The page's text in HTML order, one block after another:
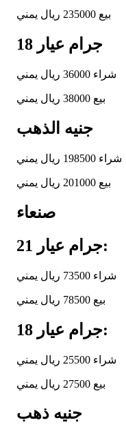
بيع 235000 ريال يمني
جرام عيار 18
شراء 36000 ريال يمني
بيع 38000 ريال يمني
جنيه الذهب
شراء 198500 ريال يمني
بيع 201000 ريال يمني
صنعاء
جرام عيار 21:
شراء 73500 ريال يمني
بيع 78500 ريال يمني
جرام عيار 18:
شراء 25500 ريال يمني
بيع 27500 ريال يمني
جنيه ذهب